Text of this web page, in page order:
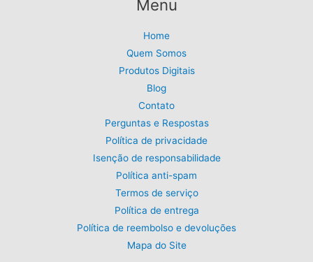
Menu
Home
Quem Somos
Produtos Digitais
Blog
Contato
Perguntas e Respostas
Política de privacidade
Isenção de responsabilidade
Política anti-spam
Termos de serviço
Política de entrega
Política de reembolso e devoluções
Mapa do Site